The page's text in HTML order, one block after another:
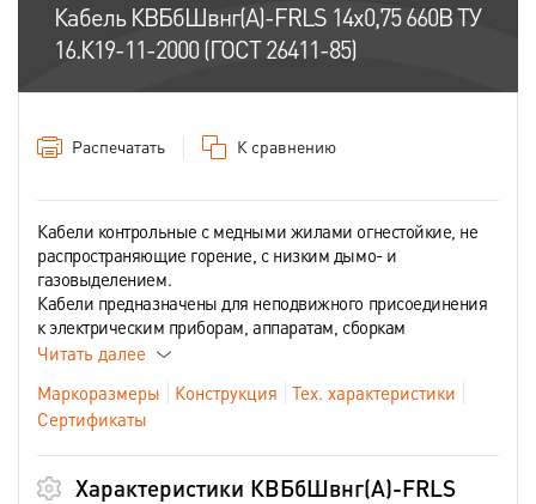
Кабель КВБбШвнг(А)-FRLS 14х0,75 660В ТУ
16.К19-11-2000 (ГОСТ 26411-85)
Распечатать К сравнению
Кабели контрольные с медными жилами огнестойкие, не
распространяющие горение, с низким дымо- и
газовыделением.
Кабели предназначены для неподвижного присоединения
к электрическим приборам, аппаратам, сборкам
Читать далее
Маркоразмеры
Конструкция
Тех. характеристики
Сертификаты
Характеристики КВБбШвнг(А)-FRLS